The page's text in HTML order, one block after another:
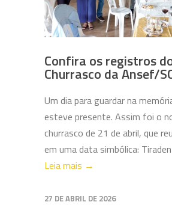
Confira os registros
Churrasco da Ansef/
Um dia para guardar na
esteve presente. Assim foi o
churrasco de 21 de abril, que
em uma data simbólica:
Leia mais →
27 DE ABRIL DE 2026